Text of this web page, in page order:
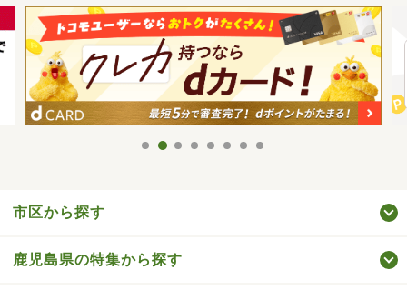
市区から探す
鹿児島県の特集から探す